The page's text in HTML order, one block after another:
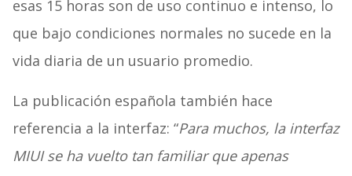
esas 15 horas son de uso continuo e intenso, lo
que bajo condiciones normales no sucede en la
vida diaria de un usuario promedio.
La publicación española también hace
referencia a la interfaz: “Para muchos, la interfaz
MIUI se ha vuelto tan familiar que apenas